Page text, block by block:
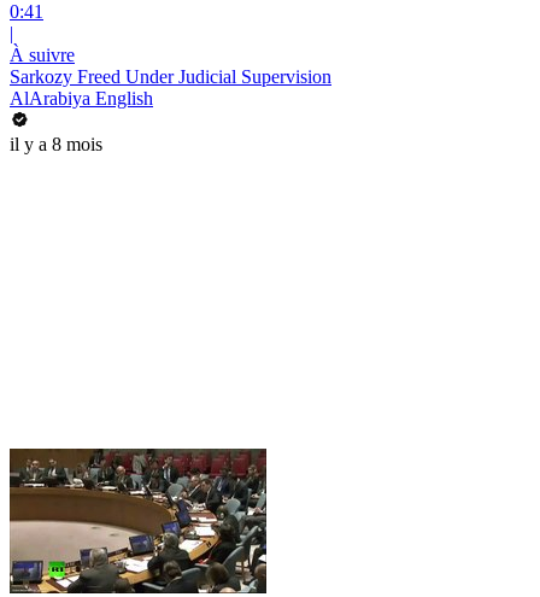
0:41
|
À suivre
Sarkozy Freed Under Judicial Supervision
AlArabiya English
il y a 8 mois